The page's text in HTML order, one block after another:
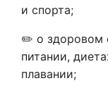
и спорта;
✏️ о здоровом
питании,
плавании;